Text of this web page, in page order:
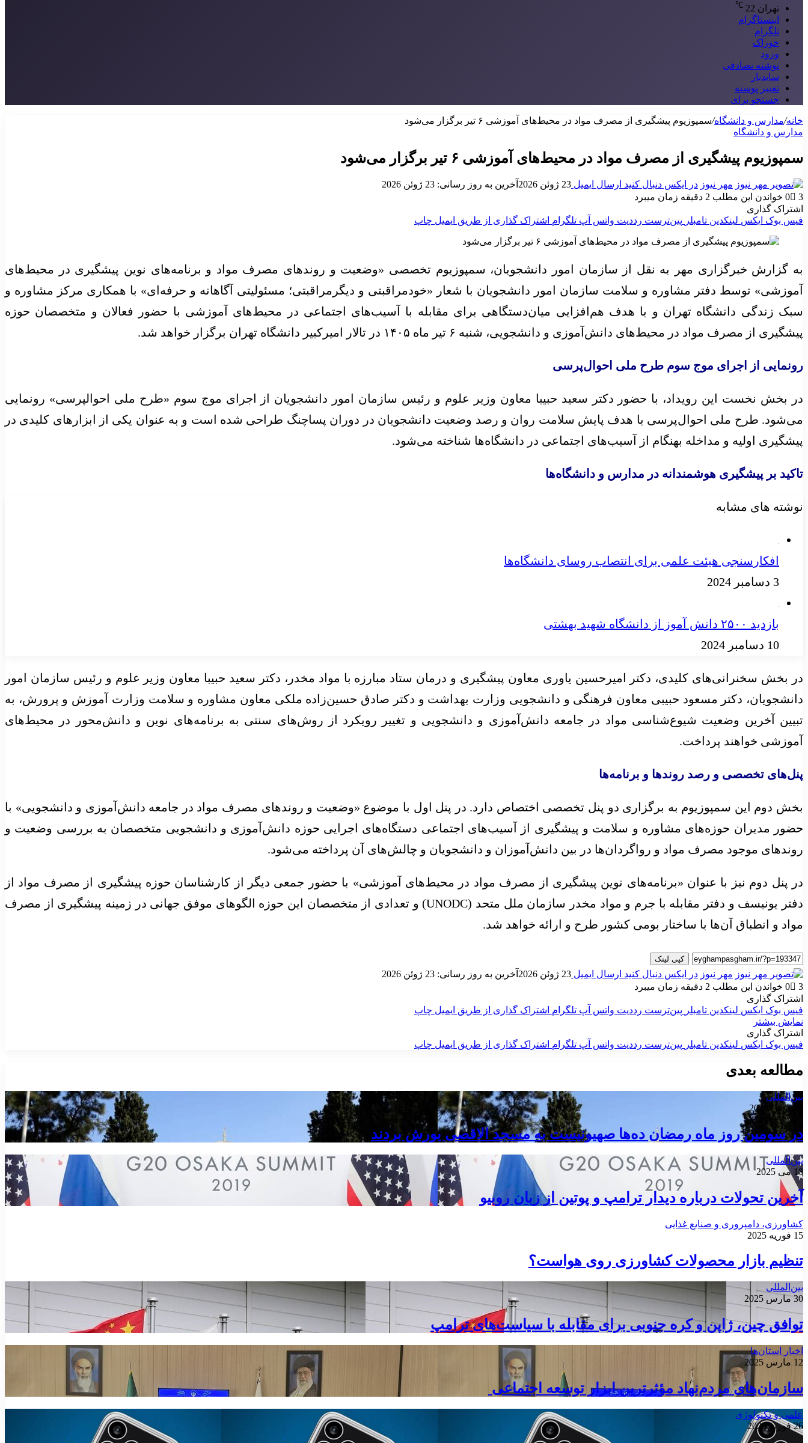
تهران 22
℃
اینستاگرام
تلگرام
خوراک
ورود
نوشته تصادفی
سایدبار
تغییر پوسته
جستجو برای
خانه/مدارس و دانشگاه/سمپوزیوم پیشگیری از مصرف مواد در محیط‌های آموزشی ۶ تیر برگزار می‌شود
مدارس و دانشگاه
سمپوزیوم پیشگیری از مصرف مواد در محیط‌های آموزشی ۶ تیر برگزار می‌شود
مهر نیوز در ایکس دنبال کنید ارسال ایمیل 23 ژوئن 2026
آخرین به روز رسانی: 23 ژوئن 2026
0
3
خواندن این مطلب 2 دقیقه زمان میبرد
اشتراک گذاری
فیس بوک ایکس لینکدین ‫تامبلر ‫پین‌ترست ‫رددیت واتس آپ تلگرام اشتراک گذاری از طریق ایمیل چاپ
به گزارش خبرگزاری مهر به نقل از سازمان امور دانشجویان، سمپوزیوم تخصصی «وضعیت و روندهای مصرف مواد و برنامه‌های نوین پیشگیری در محیط‌های
آموزشی» توسط دفتر مشاوره و سلامت سازمان امور دانشجویان با شعار «خودمراقبتی و دیگرمراقبتی؛ مسئولیتی آگاهانه و حرفه‌ای» با همکاری مرکز مشاوره و
سبک زندگی دانشگاه تهران و با هدف هم‌افزایی میان‌دستگاهی برای مقابله با آسیب‌های اجتماعی در محیط‌های آموزشی با حضور فعالان و متخصصان حوزه
پیشگیری از مصرف مواد در محیط‌های دانش‌آموزی و دانشجویی، شنبه ۶ تیر ماه ۱۴۰۵ در تالار امیرکبیر دانشگاه تهران برگزار خواهد شد.
رونمایی از اجرای موج سوم طرح ملی احوال‌پرسی
در بخش نخست این رویداد، با حضور دکتر سعید حبیبا معاون وزیر علوم و رئیس سازمان امور دانشجویان از اجرای موج سوم «طرح ملی احوالپرسی» رونمایی
می‌شود. طرح ملی احوال‌پرسی با هدف پایش سلامت روان و رصد وضعیت دانشجویان در دوران پساچنگ طراحی شده است و به عنوان یکی از ابزارهای کلیدی در
پیشگیری اولیه و مداخله بهنگام از آسیب‌های اجتماعی در دانشگاه‌ها شناخته می‌شود.
تاکید بر پیشگیری هوشمندانه در مدارس و دانشگاه‌ها
نوشته های مشابه
افکارسنجی هیئت علمی برای انتصاب روسای دانشگاه‌ها
3 دسامبر 2024
بازدید ۲۵۰۰ دانش آموز از دانشگاه شهید بهشتی
10 دسامبر 2024
در بخش سخنرانی‌های کلیدی، دکتر امیرحسین یاوری معاون پیشگیری و درمان ستاد مبارزه با مواد مخدر، دکتر سعید حبیبا معاون وزیر علوم و رئیس سازمان امور
دانشجویان، دکتر مسعود حبیبی معاون فرهنگی و دانشجویی وزارت بهداشت و دکتر صادق حسین‌زاده ملکی معاون مشاوره و سلامت وزارت آموزش و پرورش، به
تبیین آخرین وضعیت شیوع‌شناسی مواد در جامعه دانش‌آموزی و دانشجویی و تغییر رویکرد از روش‌های سنتی به برنامه‌های نوین و دانش‌محور در محیط‌های
آموزشی خواهند پرداخت.
پنل‌های تخصصی و رصد روندها و برنامه‌ها
بخش دوم این سمپوزیوم به برگزاری دو پنل تخصصی اختصاص دارد. در پنل اول با موضوع «وضعیت و روندهای مصرف مواد در جامعه دانش‌آموزی و دانشجویی» با
حضور مدیران حوزه‌های مشاوره و سلامت و پیشگیری از آسیب‌های اجتماعی دستگاه‌های اجرایی حوزه دانش‌آموزی و دانشجویی متخصصان به بررسی وضعیت و
روندهای موجود مصرف مواد و رواگردان‌ها در بین دانش‌آموزان و دانشجویان و چالش‌های آن پرداخته می‌شود.
در پنل دوم نیز با عنوان «برنامه‌های نوین پیشگیری از مصرف مواد در محیط‌های آموزشی» با حضور جمعی دیگر از کارشناسان حوزه پیشگیری از مصرف مواد از
دفتر یونیسف و دفتر مقابله با جرم و مواد مخدر سازمان ملل متحد (UNODC) و تعدادی از متخصصان این حوزه الگوهای موفق جهانی در زمینه پیشگیری از مصرف
مواد و انطباق آن‌ها با ساختار بومی کشور طرح و ارائه خواهد شد.
کپی لینک
مهر نیوز در ایکس دنبال کنید ارسال ایمیل 23 ژوئن 2026
آخرین به روز رسانی: 23 ژوئن 2026
0
3
خواندن این مطلب 2 دقیقه زمان میبرد
اشتراک گذاری
فیس بوک ایکس لینکدین ‫تامبلر ‫پین‌ترست ‫رددیت واتس آپ تلگرام اشتراک گذاری از طریق ایمیل چاپ
نمایش بیشتر
اشتراک گذاری
فیس بوک ایکس لینکدین ‫تامبلر ‫پین‌ترست ‫رددیت واتس آپ تلگرام اشتراک گذاری از طریق ایمیل چاپ
مطالعه بعدی
بین‌المللی
در سومین روز ماه رمضان ده‌ها صهیونیست به مسجد الاقصی یورش بردند
بین‌المللی
18 می 2025
آخرین تحولات درباره دیدار ترامپ و پوتین از زبان روبیو
کشاورزی، دامپروری و صنایع غذایی
15 فوریه 2025
تنظیم بازار محصولات کشاورزی روی هواست؟
بین‌المللی
30 مارس 2025
توافق چین، ژاپن و کره جنوبی برای مقابله با سیاست‌های ترامپ
اخبار استان‌ها
12 مارس 2025
سازمان‌های مردم‌نهاد مؤثرترین ابزار توسعه اجتماعی
علمی و تکنولوژی
26 فوریه 2025